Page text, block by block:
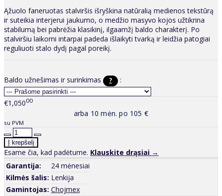
Ąžuolo faneruotas stalviršis išryškina natūralią medienos tekstūrą
ir suteikia interjerui jaukumo, o medžio masyvo kojos užtikrina
stabilumą bei pabrėžia klasikinį, ilgaamžį baldo charakterį. Po
stalviršiu laikomi intarpai padeda išlaikyti tvarką ir leidžia patogiai
reguliuoti stalo dydį pagal poreikį.
Baldo užnešimas ir surinkimas ? :
€1,05000
arba 10 mėn. po 105 €
su PVM
Esame čia, kad padėtume. Klauskite drąsiai →
Garantija:
24 mėnesiai
Kilmės šalis: Lenkija
Gamintojas: Chojmex